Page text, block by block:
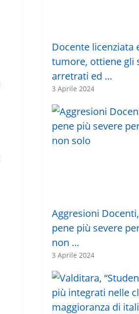
Docente licenziata
tumore, ottiene gli
arretrati ed …
3 Aprile 2024
Aggresioni
pene più severe
non …
3 Aprile 2024